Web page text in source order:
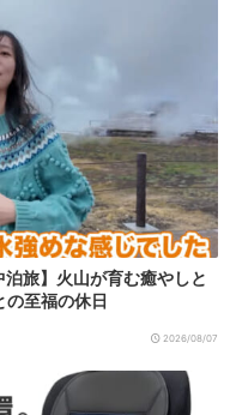
旅】火山が育む癒やしと
の至福の休日
2026/08/07